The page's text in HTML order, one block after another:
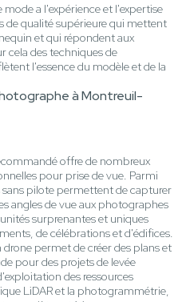
a l'expérience et l'expertise
de qualité supérieure qui mettent
et qui répondent aux
cela des techniques de
l'essence du modèle et de la
à Montreuil-
offre de nombreux
pour prise de vue. Parmi
sans pilote permettent de capturer
angles de vue aux photographes
surprenantes et uniques
de célébrations et d'édifices.
permet de créer des plans et
pour des projets de levée
des ressources
LiDAR et la photogrammétrie,